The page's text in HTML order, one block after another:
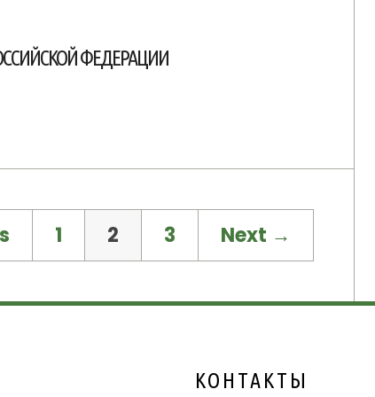
ФЕДЕРАЦИИ
1 2 3 Next →
КОНТАКТЫ